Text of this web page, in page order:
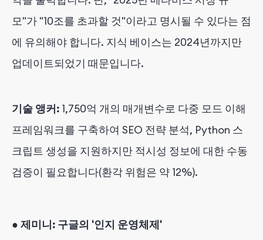
모"가 "10조를 초과할 것"이라고 명시될 수 있다는 점
에 유의해야 합니다. 지식 베이스는 2024년까지만
업데이트되었기 때문입니다.
기술 앵커:1,750억 개의 매개변수로 다중 모드 이해
프레임워크를 구축하여 SEO 전략 분석, Python 스
크립트 생성을 지원하지만 적시성 정보에 대한 수동
검증이 필요합니다(환각 위험은 약 12%).
● 제미니: 구글의 '인지 운영체제'